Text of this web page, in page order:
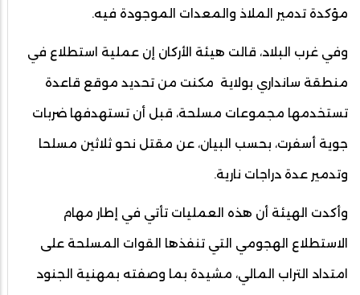
مؤكدة تدمير الملاذ والمعدات الموجودة فيه.
وفي غرب البلاد، قالت هيئة الأركان إن عملية استطلاع في
منطقة سانداري بولاية مكنت من تحديد موقع قاعدة
تستخدمها مجموعات مسلحة، قبل أن تستهدفها ضربات
جوية أسفرت، بحسب البيان، عن مقتل نحو ثلاثين مسلحا
وتدمير عدة دراجات نارية.
وأكدت الهيئة أن هذه العمليات تأتي في إطار مهام
الاستطلاع الهجومي التي تنفذها القوات المسلحة على
امتداد التراب المالي، مشيدة بما وصفته بمهنية الجنود